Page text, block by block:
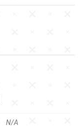
N/A